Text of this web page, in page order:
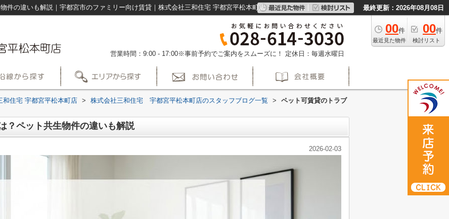
件の違いも解説｜宇都宮市のファミリー向け賃貸｜株式会社三和住宅 宇都宮平松本町店 最終更新：2026年08月08日
00件
最近見た物件
00件
検討リスト
営業時間：9:00 - 17:00※事前予約でご案内をスムーズに！ 定休日：毎週水曜日
和住宅 宇都宮平松本町店 > 株式会社三和住宅 宇都宮平松本町店のスタッフブログ一覧 >
ペット可賃貸のトラブ
？ペット共生物件の違いも解説
2026-02-03